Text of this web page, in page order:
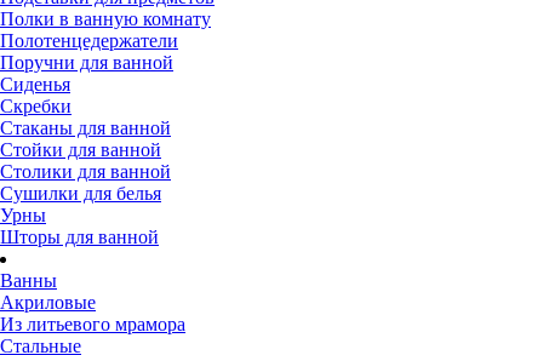
Полки в ванную комнату
Полотенцедержатели
Поручни для ванной
Сиденья
Скребки
Стаканы для ванной
Стойки для ванной
Столики для ванной
Сушилки для белья
Урны
Шторы для ванной
Ванны
Акриловые
Из литьевого мрамора
Стальные